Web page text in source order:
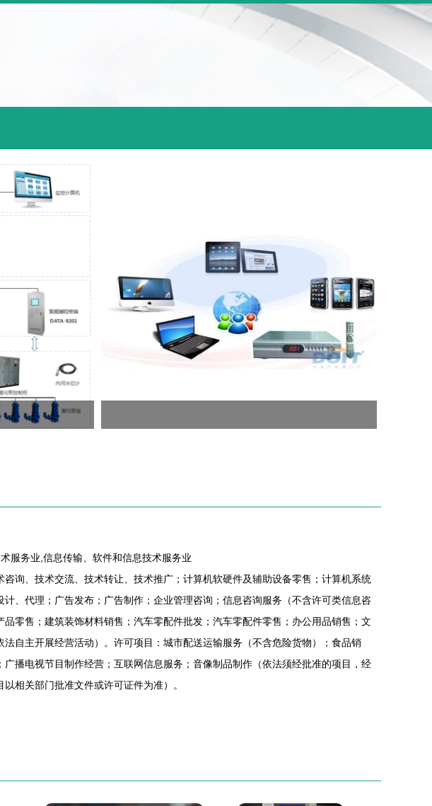
服务业,信息传输、软件和信息技术服务业
询、技术交流、技术转让、技术推广；计算机软硬件及辅助设备零售；计算机系统
、代理；广告发布；广告制作；企业管理咨询；信息咨询服务（不含许可类信息咨
零售；建筑装饰材料销售；汽车零配件批发；汽车零配件零售；办公用品销售；文
自主开展经营活动）。许可项目：城市配送运输服务（不含危险货物）；食品销
播电视节目制作经营；互联网信息服务；音像制品制作（依法须经批准的项目，经
相关部门批准文件或许可证件为准）。